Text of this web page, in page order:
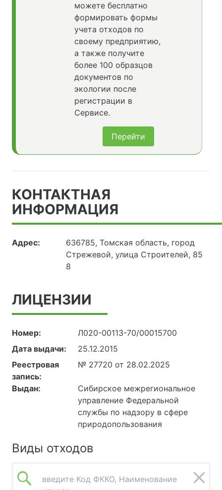
можете бесплатно
формировать формы
учета отходов по
своему предприятию,
а также получите
более 100 образцов
документов по
экологии после
регистрации в
Сервисе.
Перейти
КОНТАКТНАЯ
ИНФОРМАЦИЯ
Адрес:
636785, Томская область, город
Стрежевой, улица Строителей, 85
8
ЛИЦЕНЗИИ
Номер:
Л020-00113-70/00015700
Дата выдачи:
25.12.2015
Реестровая
запись:
№ 27720 от 28.02.2025
Выдан:
Сибирское межрегиональное
управление Федеральной
службы по надзору в сфере
природопользования
Виды отходов
введите Код ФККО, Наименование